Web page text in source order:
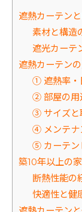
遮熱カーテン
素材と構造
遮光カーテ
遮熱カーテン
① 遮熱率・
② 部屋の用
③ サイズと
④ メンテナ
⑤ カーテン
築10年以上の
断熱性能の
快適性と健